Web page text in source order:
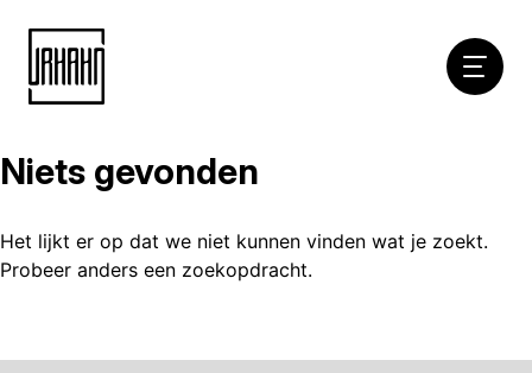
Naar
Niets gevonden
Het lijkt er op dat we niet kunnen vinden wat je zoekt.
Probeer anders een zoekopdracht.